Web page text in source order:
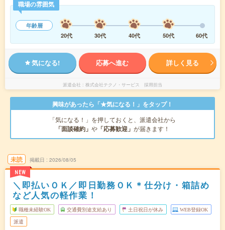
職場の雰囲気
年齢層
20代
30代 40代 50代 60代
気になる! 応募へ進む 詳しく見る
派遣会社 株式会社テクノ・サービス 採用担当
興味があったら「★気になる！」をタップ！
「気になる！」を押しておくと、派遣会社から
「面談確約」 や 「応募歓迎」 が届きます！
未読
NEW
掲載日 2026/08/05
＼即払いＯＫ／即日勤務ＯＫ＊仕分け・箱詰め
など人気の軽作業！
職種未経験OK 交通費別途支給あり 土日祝日が休み WEB登録OK
派遣